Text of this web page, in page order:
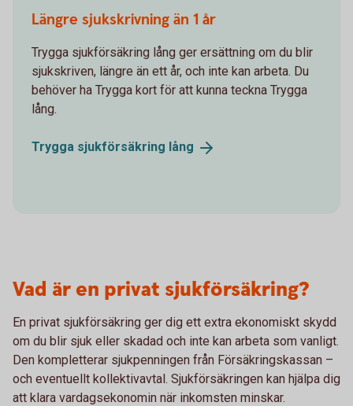
Längre sjukskrivning än 1 år
Trygga sjukförsäkring lång ger ersättning om du blir
sjukskriven, längre än ett år, och inte kan arbeta. Du
behöver ha Trygga kort för att kunna teckna Trygga
lång.
Trygga sjukförsäkring lång
Vad är en privat sjukförsäkring?
En privat sjukförsäkring ger dig ett extra ekonomiskt skydd
om du blir sjuk eller skadad och inte kan arbeta som vanligt.
Den kompletterar sjukpenningen från Försäkringskassan –
och eventuellt kollektivavtal. Sjukförsäkringen kan hjälpa dig
att klara vardagsekonomin när inkomsten minskar.